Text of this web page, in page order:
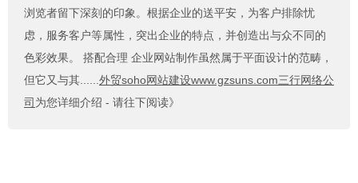
浏览者留下深刻的印象。根据企业的送平安，为客户排除忧
虑，服务客户等属性，突出企业的特点，并创造出与众不同的
色彩效果。 搭配合理 企业网站制作虽然属于平面设计的范畴，
但它又与其......外贸soho网站建设www.gzsuns.com三行网络公
司 为您详细介绍 - 请往下阅读》